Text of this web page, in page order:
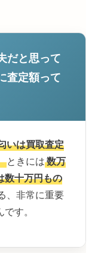
だと思って
査定額って
いは買取査定
ときには数万
数十万円もの
、非常に重要
す。